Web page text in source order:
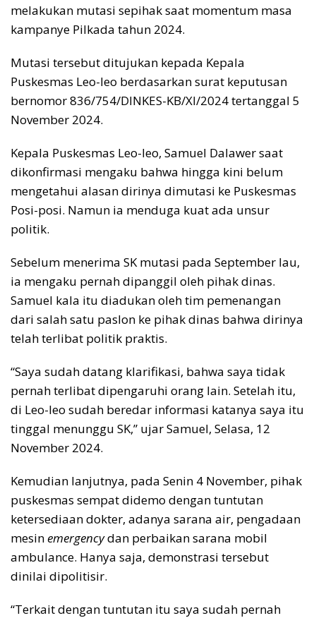
melakukan mutasi sepihak saat momentum masa
kampanye Pilkada tahun 2024.
Mutasi tersebut ditujukan kepada Kepala
Puskesmas Leo-leo berdasarkan surat keputusan
bernomor 836/754/DINKES-KB/XI/2024 tertanggal 5
November 2024.
Kepala Puskesmas Leo-leo, Samuel Dalawer saat
dikonfirmasi mengaku bahwa hingga kini belum
mengetahui alasan dirinya dimutasi ke Puskesmas
Posi-posi. Namun ia menduga kuat ada unsur
politik.
Sebelum menerima SK mutasi pada September lau,
ia mengaku pernah dipanggil oleh pihak dinas.
Samuel kala itu diadukan oleh tim pemenangan
dari salah satu paslon ke pihak dinas bahwa dirinya
telah terlibat politik praktis.
“Saya sudah datang klarifikasi, bahwa saya tidak
pernah terlibat dipengaruhi orang lain. Setelah itu,
di Leo-leo sudah beredar informasi katanya saya itu
tinggal menunggu SK,” ujar Samuel, Selasa, 12
November 2024.
Kemudian lanjutnya, pada Senin 4 November, pihak
puskesmas sempat didemo dengan tuntutan
ketersediaan dokter, adanya sarana air, pengadaan
mesinemergencydan perbaikan sarana mobil
ambulance. Hanya saja, demonstrasi tersebut
dinilai dipolitisir.
“Terkait dengan tuntutan itu saya sudah pernah